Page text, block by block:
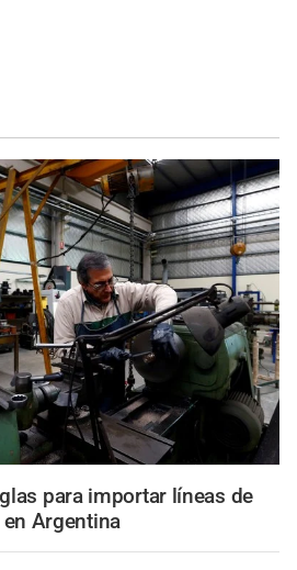
para importar líneas de
Argentina